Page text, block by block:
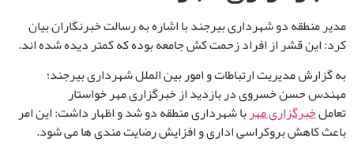
مدیر منطقه دو شهرداری بیرجند با اشاره به رسالت خبرنگاران بیان
کرد: این قشر از افراد زحمت کش جامعه بوده که کمتر دیده شده اند.
به گزارش مدیریت ارتباطات و امور بین الملل شهرداری بیرجند؛
مهندس حسن خسروی در بازدید از خبرگزاری مهر خواستار
تعاملخبرگزاری مهربا شهرداری منطقه دو شد و اظهار داشت: این امر
باعث کاهش بروکراسی اداری و افزایش رضایت مندی ها می شود.